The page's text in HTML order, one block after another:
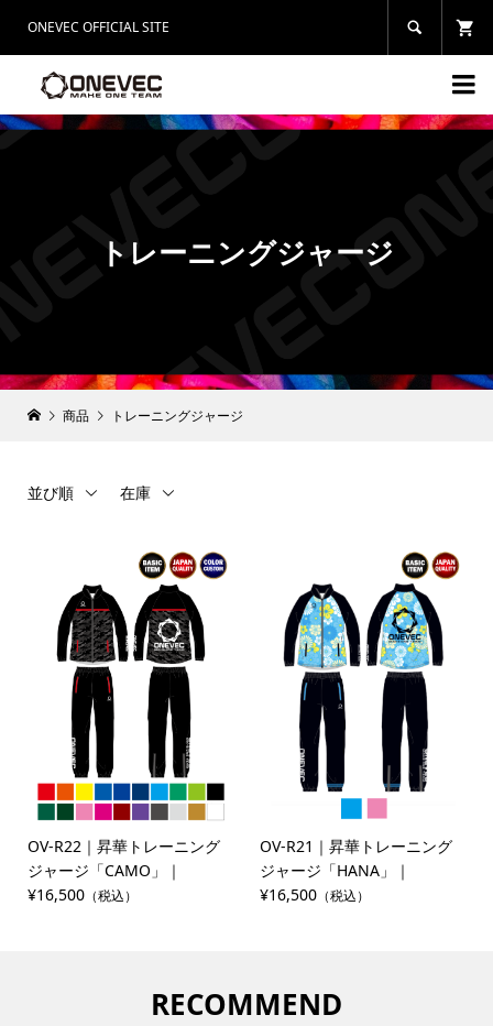
ONEVEC OFFICIAL SITE 

トレーニングジャージ
商品 トレーニングジャージ
並び順 在庫
OV-R22｜昇華トレーニング
ジャージ「CAMO」｜
¥16,500（税込）
OV-R21｜昇華トレーニング
ジャージ「HANA」｜
¥16,500 （税込）
RECOMMEND